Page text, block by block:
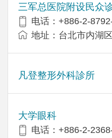
三军总医院附设民众
电话：+886-2-
地址：台北市内湖
凡登整形外科診所
大学眼科
电话：+886-2-